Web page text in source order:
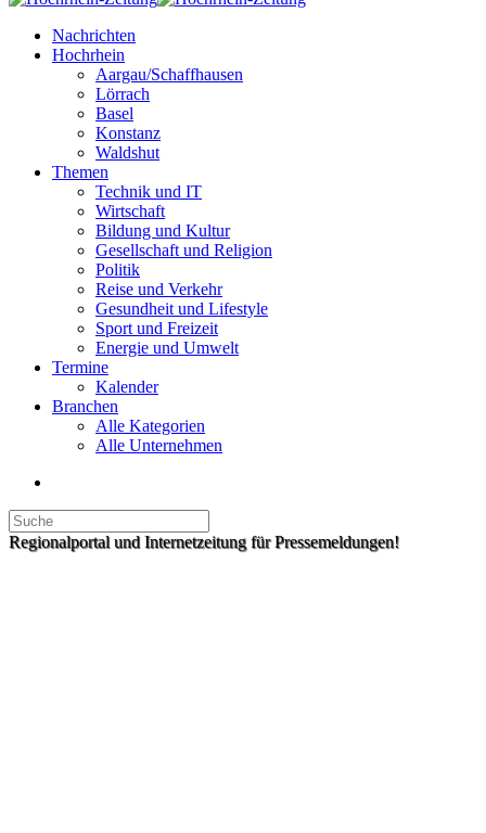
Nachrichten
Hochrhein
Aargau/Schaffhausen
Lörrach
Basel
Konstanz
Waldshut
Themen
Technik und IT
Wirtschaft
Bildung und Kultur
Gesellschaft und Religion
Politik
Reise und Verkehr
Gesundheit und Lifestyle
Sport und Freizeit
Energie und Umwelt
Termine
Kalender
Branchen
Alle Kategorien
Alle Unternehmen
Regionalportal und Internetzeitung für Pressemeldungen!